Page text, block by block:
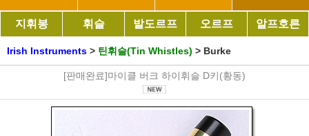
지휘봉 휘슬 발도르프 오르프 알프호른
Irish Instruments > 틴휘슬(Tin Whistles) > Burke
[판매완료]마이클 버크 하이휘슬 D키(황동)